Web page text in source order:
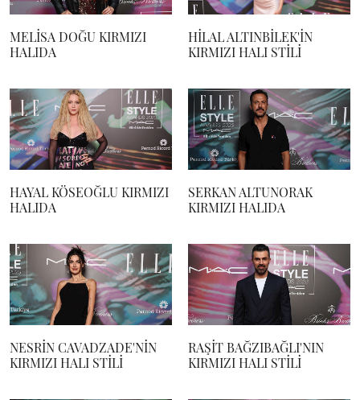
MELİSA DOĞU KIRMIZI
HALIDA
HİLAL ALTINBİLEK'İN
KIRMIZI HALI STİLİ
HAYAL KÖSEOĞLU KIRMIZI
HALIDA
SERKAN ALTUNORAK
KIRMIZI HALIDA
NESRİN CAVADZADE'NİN
KIRMIZI HALI STİLİ
RAŞİT BAĞZIBAĞLI'NIN
KIRMIZI HALI STİLİ